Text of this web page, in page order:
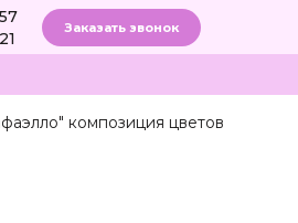
Заказать звонок
композиция цветов